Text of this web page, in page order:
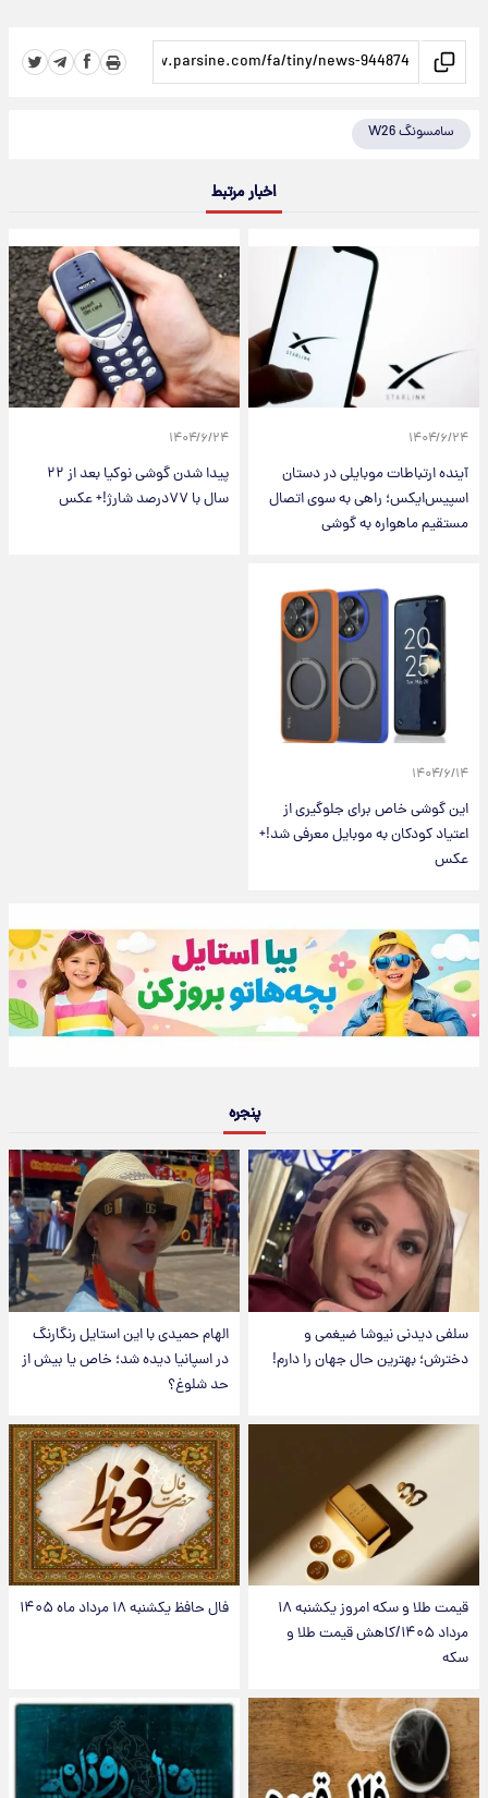
سامسونگ W26
اخبار مرتبط
۱۴۰۴/۶/۲۴
آینده ارتباطات موبایلی در دستان
اسپیس‌ایکس؛ راهی به سوی اتصال
مستقیم ماهواره به گوشی
۱۴۰۴/۶/۲۴
پیدا شدن گوشی نوکیا بعد از ۲۲
سال با ۷۷درصد شارژ!+ عکس
۱۴۰۴/۶/۱۴
این گوشی خاص برای جلوگیری از
اعتیاد کودکان به موبایل معرفی شد!+
عکس
پنجره
سلفی دیدنی نیوشا ضیغمی و
دخترش؛ بهترین حال جهان را دارم!
الهام حمیدی با این استایل رنگارنگ
در اسپانیا دیده شد؛ خاص یا بیش از
حد شلوغ؟
قیمت طلا و سکه امروز یکشنبه ۱۸
مرداد ۱۴۰۵/کاهش قیمت طلا و
سکه
فال حافظ یکشنبه ۱۸ مرداد ماه ۱۴۰۵